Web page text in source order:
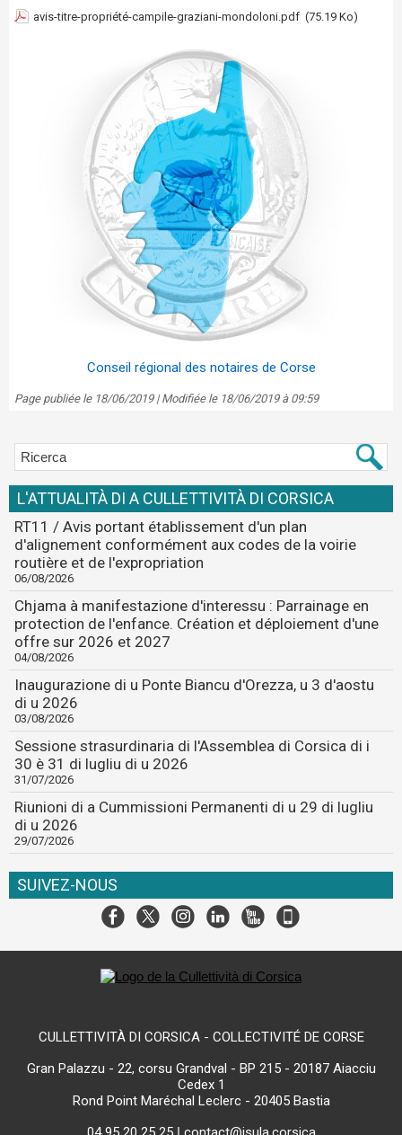
avis-titre-propriété-campile-graziani-mondoloni.pdf (75.19 Ko)
Conseil régional des notaires de Corse
Page publiée le 18/06/2019 | Modifiée le 18/06/2019 à 09:59
L'ATTUALITÀ DI A CULLETTIVITÀ DI CORSICA
RT11 / Avis portant établissement d'un plan
d'alignement conformément aux codes de la voirie
routière et de l'expropriation
06/08/2026
Chjama à manifestazione d'interessu : Parrainage en
protection de l'enfance. Création et déploiement d'une
offre sur 2026 et 2027
04/08/2026
Inaugurazione di u Ponte Biancu d'Orezza, u 3 d'aostu
di u 2026
03/08/2026
Sessione strasurdinaria di l'Assemblea di Corsica di i
30 è 31 di lugliu di u 2026
31/07/2026
Riunioni di a Cummissioni Permanenti di u 29 di lugliu
di u 2026
29/07/2026
SUIVEZ-NOUS
CULLETTIVITÀ DI CORSICA - COLLECTIVITÉ DE CORSE
Gran Palazzu - 22, corsu Grandval - BP 215 - 20187 Aiacciu
Cedex 1
Rond Point Maréchal Leclerc - 20405 Bastia
|